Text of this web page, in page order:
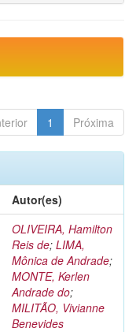
1 Próxima
Autor(es)
OLIVEIRA, Hamilton
Reis de; LIMA,
Mônica de Andrade;
MONTE, Kerlen
Andrade do;
MILITÃO, Vivianne
Benevides